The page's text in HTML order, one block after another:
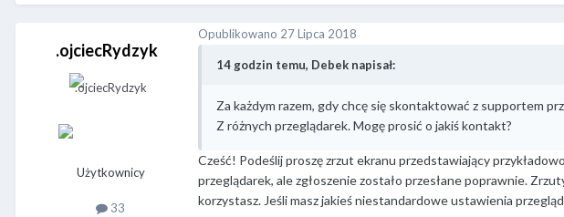
.ojciecRydzyk
Użytkownicy
33
Opublikowano 27 Lipca 2018
14 godzin temu, Debek napisał:
Za każdym razem, gdy chcę się skontaktować z supportem
Z różnych przeglądarek. Mogę prosić o jakiś kontakt?
Cześć! Podeślij proszę zrzut ekranu przedstawiający
przeglądarek, ale zgłoszenie zostało przesłane poprawnie.
korzystasz. Jeśli masz jakieś niestandardowe ustawienia